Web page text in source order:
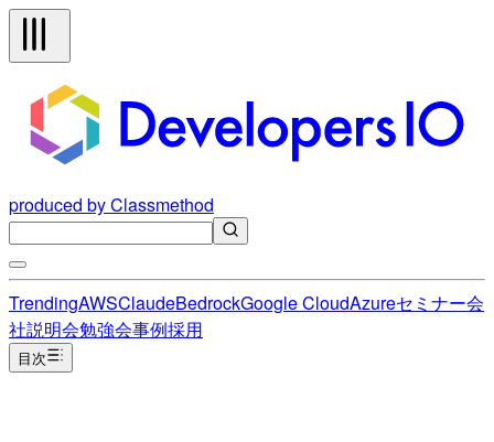
produced by Classmethod
TrendingAWSClaudeBedrockGoogle CloudAzureセミナー会
社説明会勉強会事例採用
目次